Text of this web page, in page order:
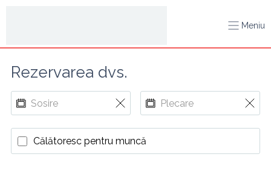
Meniu
Rezervarea dvs.
Călătoresc pentru muncă